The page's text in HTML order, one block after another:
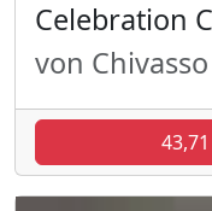
Celebration
von Chivasso